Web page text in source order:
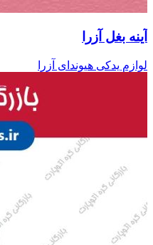
آینه بغل آزرا
لوازم یدکی هیوندای آزرا